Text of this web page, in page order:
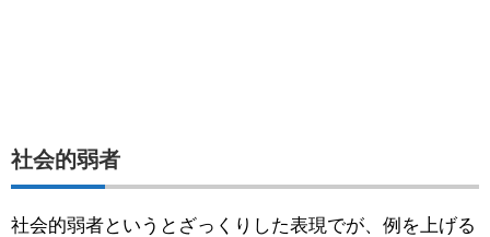
社会的弱者
社会的弱者というとざっくりした表現でが、例を上げる